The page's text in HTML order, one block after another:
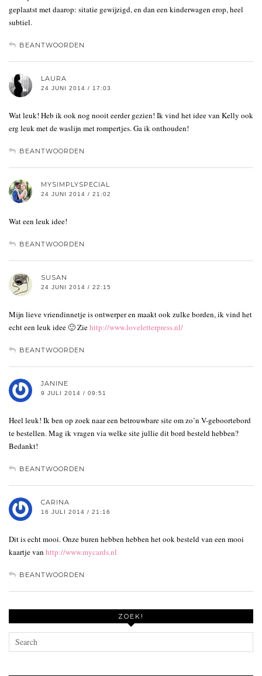
geplaatst met daarop: sitatie gewijzigd, en dan een kinderwagen erop, heel
subtiel.
BEANTWOORDEN
LAURA
24 JUNI 2014 / 17:03
Wat leuk! Heb ik ook nog nooit eerder gezien! Ik vind het idee van Kelly ook
erg leuk met de waslijn met rompertjes. Ga ik onthouden!
BEANTWOORDEN
MYSIMPLYSPECIAL
24 JUNI 2014 / 21:02
Wat een leuk idee!
BEANTWOORDEN
SUSAN
24 JUNI 2014 / 22:15
Mijn lieve vriendinnetje is ontwerper en maakt ook zulke borden, ik vind het
echt een leuk idee 🙂 Ziehttp://www.loveletterpress.nl/
BEANTWOORDEN
JANINE
9 JULI 2014 / 09:51
Heel leuk! Ik ben op zoek naar een betrouwbare site om zo’n V-geboortebord
te bestellen. Mag ik vragen via welke site jullie dit bord besteld hebben?
Bedankt!
BEANTWOORDEN
CARINA
16 JULI 2014 / 21:16
Dit is echt mooi. Onze buren hebben hebben het ook besteld van een mooi
kaartje van http://www.mycards.nl
BEANTWOORDEN
ZOEK!